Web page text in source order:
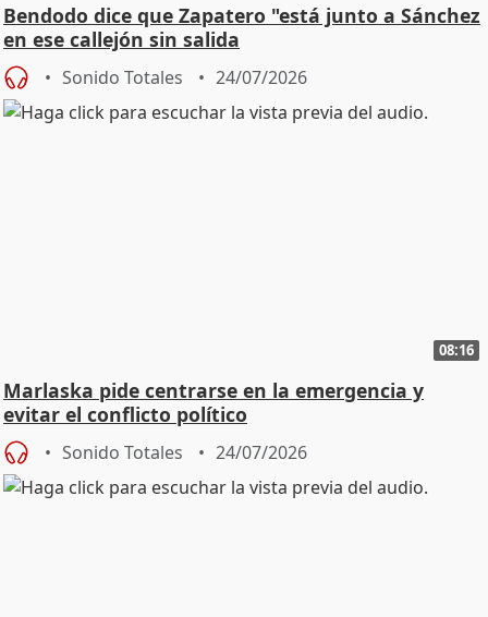
Bendodo dice que Zapatero "está junto a Sánchez
en ese callejón sin salida
Sonido Totales 24/07/2026
08:16
Marlaska pide centrarse en la emergencia y
evitar el conflicto político
Sonido Totales 24/07/2026